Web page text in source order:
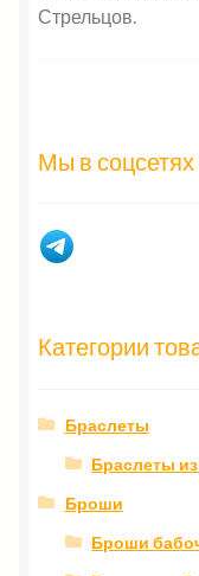
Стрельцов.
Мы в соцсетях
Категории
Браслеты
Браслеты
Броши
Броши